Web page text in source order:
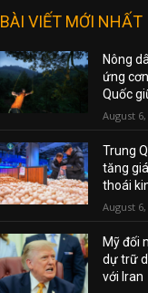
BÀI VIẾT MỚI NHẤT
Nông
ứng
Quốc
August 6,
Trung
tăng
thoái
August 6,
Mỹ đối
dự trữ
với Iran